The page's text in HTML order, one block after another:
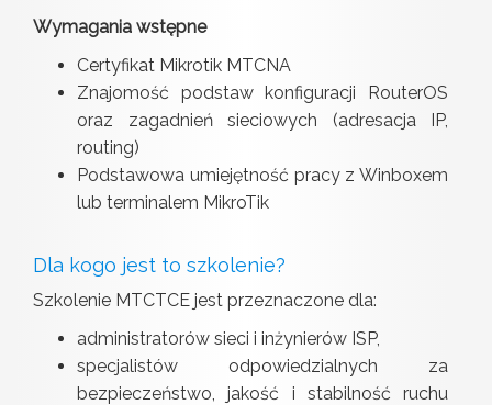
Wymagania wstępne
Certyfikat Mikrotik MTCNA
Znajomość podstaw konfiguracji RouterOS
oraz zagadnień sieciowych (adresacja IP,
routing)
Podstawowa umiejętność pracy z Winboxem
lub terminalem MikroTik
Dla kogo jest to szkolenie?
Szkolenie MTCTCE jest przeznaczone dla:
administratorów sieci i inżynierów ISP,
specjalistów odpowiedzialnych za
bezpieczeństwo, jakość i stabilność ruchu